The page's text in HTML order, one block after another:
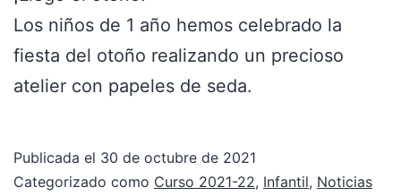
Los niños de 1 año hemos celebrado la
fiesta del otoño realizando un precioso
atelier con papeles de seda.
Publicada el 30 de octubre de 2021
Categorizado como Curso 2021-22, Infantil, Noticias